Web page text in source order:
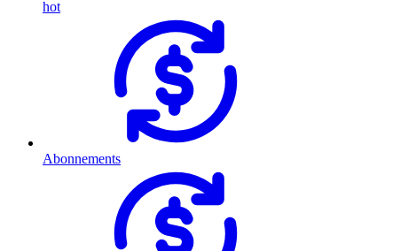
hot
Abonnements